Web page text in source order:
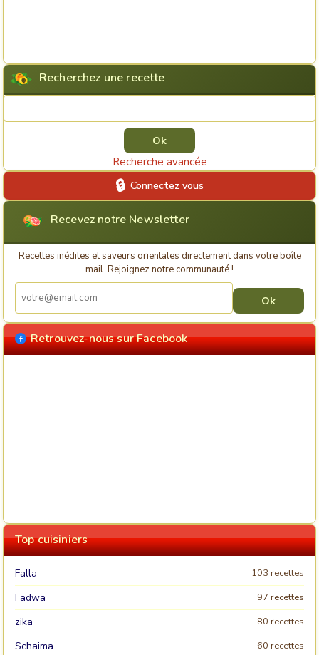
Recherchez une recette
Recherche avancée
Connectez vous
Recevez notre Newsletter
Recettes inédites et saveurs orientales directement dans votre boîte
mail. Rejoignez notre communauté !
Retrouvez-nous sur Facebook
Top cuisiniers
Falla 103 recettes
Fadwa 97 recettes
zika 80 recettes
Schaima 60 recettes